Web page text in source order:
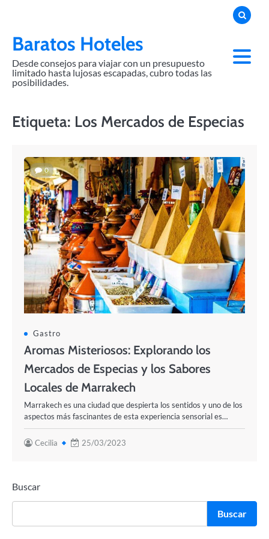
contentBaratos Hoteles
Desde consejos para viajar con un presupuesto
limitado hasta lujosas escapadas, cubro todas las
posibilidades.
Etiqueta: Los Mercados de Especias
0
Gastro
Aromas Misteriosos: Explorando los
Mercados de Especias y los Sabores
Locales de Marrakech
Marrakech es una ciudad que despierta los sentidos y uno de los
aspectos más fascinantes de esta experiencia sensorial es…
Cecilia 25/03/2023
Buscar
Buscar